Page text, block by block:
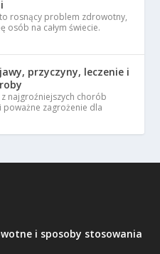
rosnący problem zdrowotny,
osób na całym świecie.
przyczyny, leczenie i
najgroźniejszych chorób
poważne zagrożenie dla
i sposoby stosowania